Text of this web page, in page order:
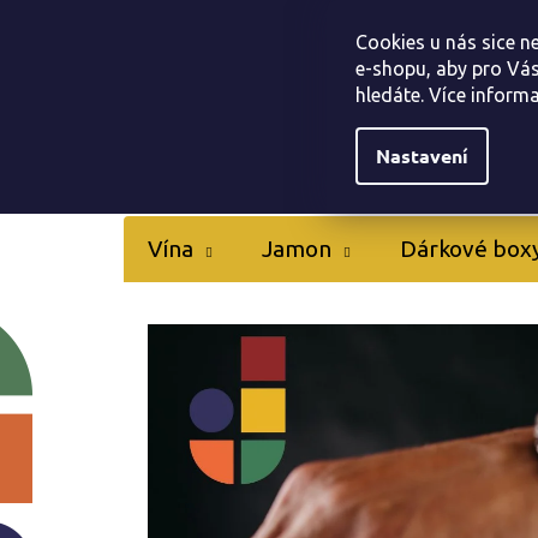
Cookies u nás sice
e-shopu, aby pro
hledáte. Více
Nastavení
Vína Jamon Dárkové